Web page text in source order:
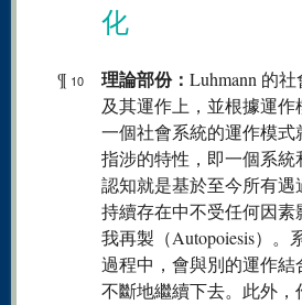
化
¶ 10 理論部份： Luhmann 的
及其運作上，並根據運
一個社會系統的運作模
指涉的特性，即一個系
認知就是基於至今所有
持續存在中不受任何因素
我再製（Autopoiesis）
過程中，會與別的運作
不斷地繼續下去。此外